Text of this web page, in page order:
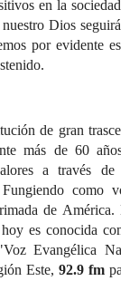
en la sociedad
Dios seguirá
por evidente es
de gran
más de 60 años
a través de
como
de América.
es conocida como
Evangélica
Este, 92.9 fm para